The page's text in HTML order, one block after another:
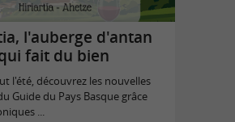
l'auberge d'antan
fait du bien
l'été, découvrez les nouvelles
Guide du Pays Basque grâce
...